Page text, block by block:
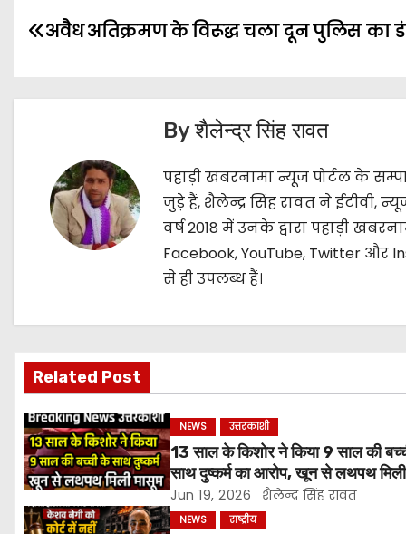
P
s
g
a
t
i
o
n
अवैध अतिक्रमण के विरूद्ध चला दून पुलिस का
Byशैलेन्द्र सिंह रावत
पहाड़ी खबरनामा न्यूज पोर्टल के
जुड़े हैं, शैलेन्द्र सिंह रावत ने ईटीवी,
वर्ष 2018 में उनके द्वारा पहाड़ी
Facebook, YouTube, Twitter और
से ही उपलब्ध हैं।
Related Post
NEWS उत्तरकाशी
13 साल के किशोर ने किया 9 साल की
साथ दुष्कर्म का आरोप, खून से लथपथ
Jun 19, 2026 शैलेन्द्र सिंह रावत
NEWS राष्ट्रीय